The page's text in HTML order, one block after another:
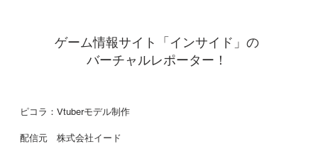
ピコラ：Vtuberモデル制作
配信元 株式会社イード
ゲーム情報サイト「インサイド」の
バーチャルレポーター！